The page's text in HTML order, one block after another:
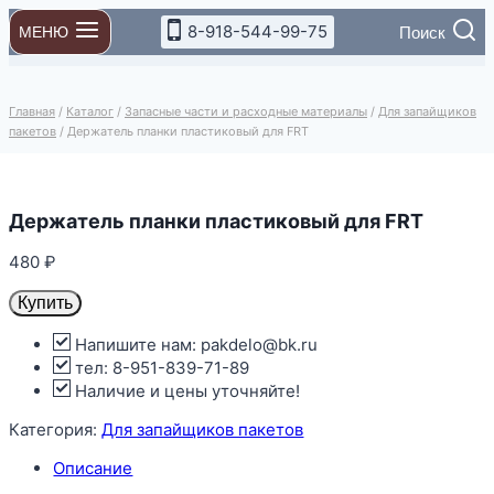
Перейти
к
содержимому
МЕНЮ 8-918-544-99-75 Поиск
Главная / Каталог / Запасные части и расходные материалы / Для запайщиков
пакетов / Держатель планки пластиковый для FRT
Держатель планки пластиковый для FRT
480₽
Купить
Напишите нам: pakdelo@bk.ru
тел: 8-951-839-71-89
Наличие и цены уточняйте!
Категория:Для запайщиков пакетов
Описание